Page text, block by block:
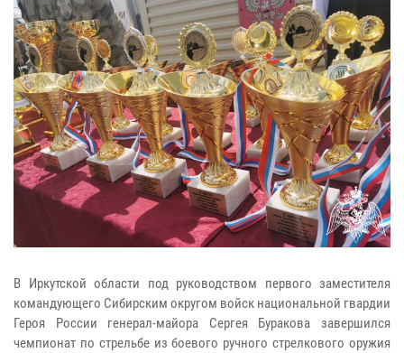
В Иркутской области под руководством первого заместителя
командующего Сибирским округом войск национальной гвардии
Героя России генерал-майора Сергея Буракова завершился
чемпионат по стрельбе из боевого ручного стрелкового оружия